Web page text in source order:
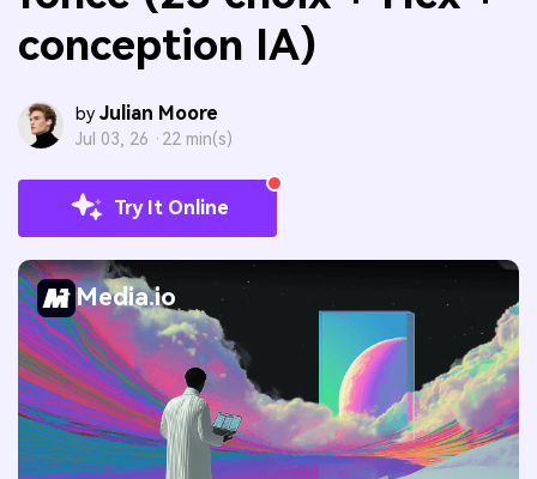
conception IA)
by Julian Moore
Jul 03, 26 · 22 min(s)
Try It Online
Media.io